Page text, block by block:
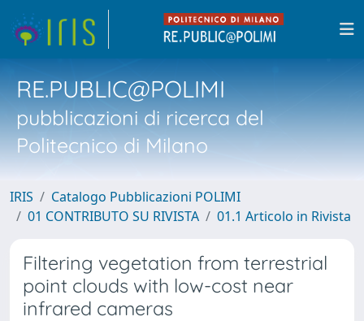
RE.PUBLIC@POLIMI
pubblicazioni di ricerca del
Politecnico di Milano
IRIS
Catalogo Pubblicazioni POLIMI
01 CONTRIBUTO SU RIVISTA
01.1 Articolo in Rivista
Filtering vegetation from terrestrial
point clouds with low-cost near
infrared cameras